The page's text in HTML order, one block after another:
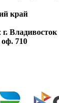
край
г. Владивосток
оф. 710